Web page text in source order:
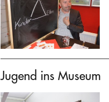
Jugend ins Museum